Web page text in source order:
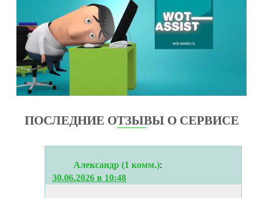
ПОСЛЕДНИЕ ОТЗЫВЫ О СЕРВИСЕ
Александр (1 комм.):
30.06.2026 в 10:48